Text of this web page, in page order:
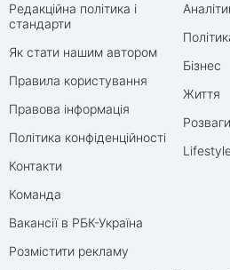
Редакційна політика і
стандарти
Як стати нашим автором
Правила користування
Правова інформація
Політика конфіденційності
Контакти
Команда
Вакансії в РБК-Україна
Розмістити рекламу
Бізнес
Життя
Розваги